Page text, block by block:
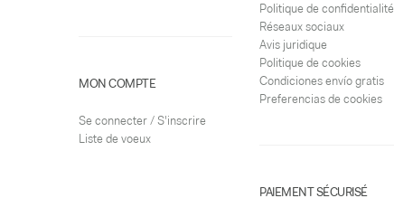
MON COMPTE
Se connecter / S'inscrire
Liste de voeux
Politique de confidentialité
Réseaux sociaux
Avis juridique
Politique de cookies
Condiciones envío gratis
Preferencias de cookies
PAIEMENT SÉCURISÉ